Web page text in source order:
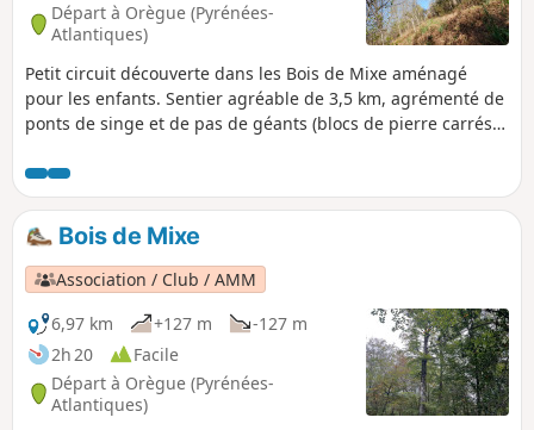
Départ à Orègue (Pyrénées-
Atlantiques)
Petit circuit découverte dans les Bois de Mixe aménagé
pour les enfants. Sentier agréable de 3,5 km, agrémenté de
ponts de singe et de pas de géants (blocs de pierre carrés),
guider par les panneaux qui expliquent la vie de la forêt.
Randonnée facile pour toute la famille, accessible dès
4 ans.Bois de Mixe
Association / Club / AMM
6,97 km
+127 m
-127 m
2h 20
Facile
Départ à Orègue (Pyrénées-
Atlantiques)